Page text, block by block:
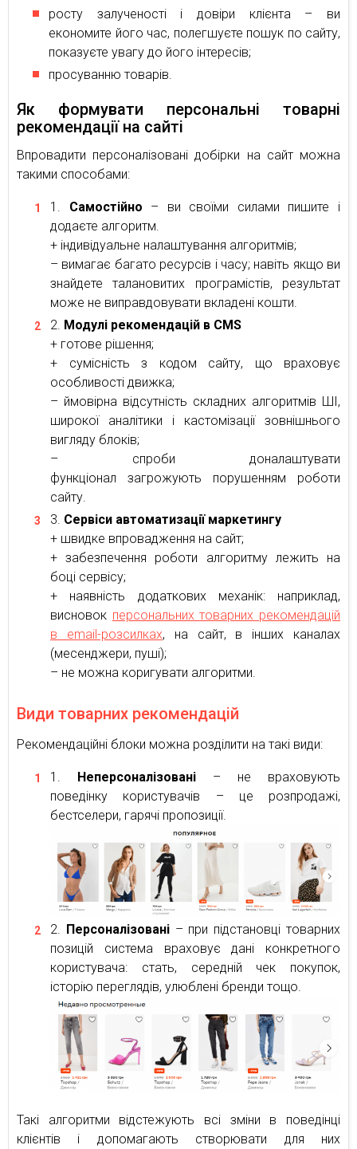
росту залученості і довіри клієнта – ви
економите його час, полегшуєте пошук по сайту,
показуєте увагу до його інтересів;
просуванню товарів.
Як формувати персональні товарні
рекомендації на сайті
Впровадити персоналізовані добірки на сайт можна
такими способами:
Самостійно – ви своїми силами пишите і
додаєте алгоритм.
+ індивідуальне налаштування алгоритмів;
– вимагає багато ресурсів і часу; навіть якщо ви
знайдете талановитих програмістів, результат
може не виправдовувати вкладені кошти.
Модулі рекомендацій в CMS
+ готове рішення;
+ сумісність з кодом сайту, що враховує
особливості движка;
– ймовірна відсутність складних алгоритмів ШІ,
широкої аналітики і кастомізації зовнішнього
вигляду блоків;
– спроби доналаштувати
функціонал загрожують порушенням роботи
сайту.
Сервіси автоматизації маркетингу
+ швидке впровадження на сайт;
+ забезпечення роботи алгоритму лежить на
боці сервісу;
+ наявність додаткових механік: наприклад,
висновок персональних товарних рекомендацій
в email-розсилках, на сайт, в інших каналах
(месенджери, пуші);
– не можна коригувати алгоритми.
Види товарних рекомендацій
Рекомендаційні блоки можна розділити на такі види:
Неперсоналізовані – не враховують
поведінку користувачів – це розпродажі,
бестселери, гарячі пропозиції.
Персоналізовані– при підстановці товарних
позицій система враховує дані конкретного
користувача: стать, середній чек покупок,
історію переглядів, улюблені бренди тощо.
Такі алгоритми відстежують всі зміни в поведінці
клієнтів і допомагають створювати для них